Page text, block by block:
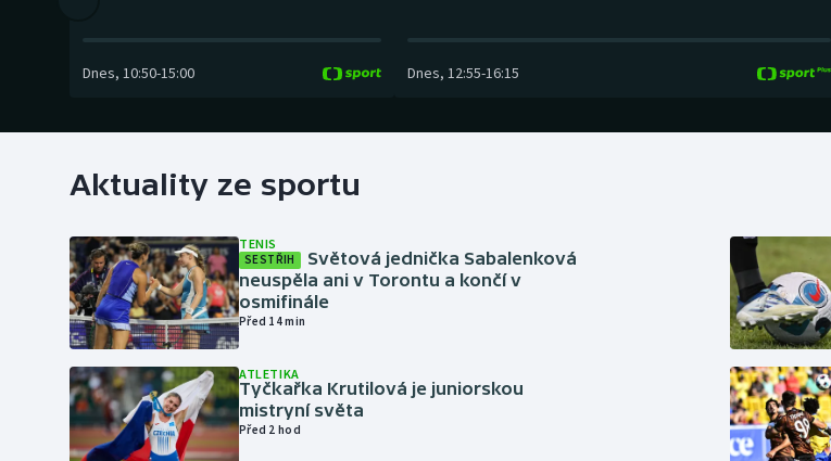
Dnes, 10:50-15:00 Dnes, 12:55-16:15
Aktuality ze sportu
TENIS
SESTŘIH
Světová jednička Sabalenková
neuspěla ani v Torontu a končí v
osmifinále
Před 14 min
ATLETIKA
Tyčkařka Krutilová je juniorskou
mistryní světa
Před 2 hod